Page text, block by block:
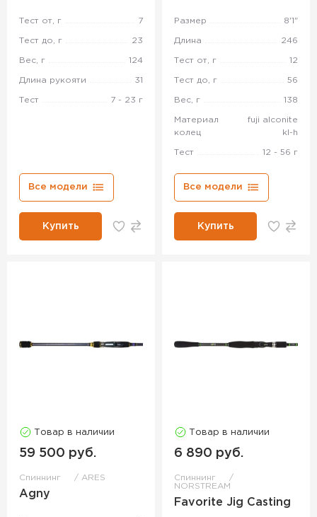
Тест от, г 7
Тест до, г 23
Вес, г 124
Длина рукояти 31
Тест 7 - 23 г
Все модели
Купить
Размер 8'1"
Длина 246
Тест от, г 12
Тест до, г 56
Вес, г 138
Материал
колец
fuji alconite
kl-h
Тест 12 - 56 г
Все модели
Купить
Товар в наличии
59 500 руб.
Спиннинг ARES
Agny
Товар в наличии
6 890 руб.
Спиннинг
NORSTREAM
Favorite Jig Casting